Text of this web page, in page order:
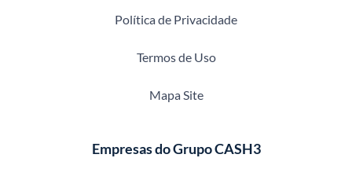
Política de Privacidade
Termos de Uso
Mapa Site
Empresas do Grupo CASH3